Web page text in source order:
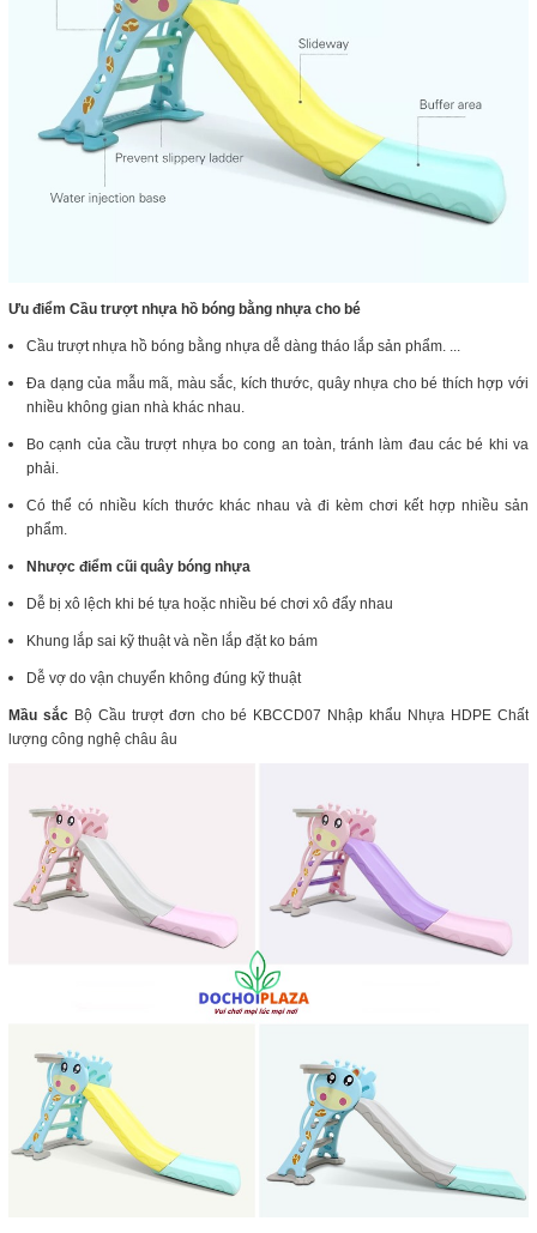
Ưu điểm Cầu trượt nhựa hồ bóng bằng nhựa cho bé
Cầu trượt nhựa hồ bóng bằng nhựa dễ dàng tháo lắp sản phẩm. ...
Đa dạng của mẫu mã, màu sắc, kích thước, quây nhựa cho bé thích hợp với
nhiều không gian nhà khác nhau.
Bo cạnh của cầu trượt nhựa bo cong an toàn, tránh làm đau các bé khi va
phải.
Có thể có nhiều kích thước khác nhau và đi kèm chơi kết hợp nhiều sản
phẩm.
Nhược điểm cũi quây bóng nhựa
Dễ bị xô lệch khi bé tựa hoặc nhiều bé chơi xô đẩy nhau
Khung lắp sai kỹ thuật và nền lắp đặt ko bám
Dễ vợ do vận chuyển không đúng kỹ thuật
Mầu sắc Bộ Cầu trượt đơn cho bé KBCCD07 Nhập khẩu Nhựa HDPE Chất
lượng công nghệ châu âu